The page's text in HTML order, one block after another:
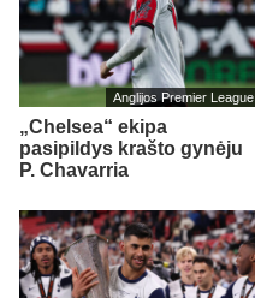
Anglijos Premier League
„Chelsea“ ekipa
pasipildys krašto gynėju
P. Chavarria